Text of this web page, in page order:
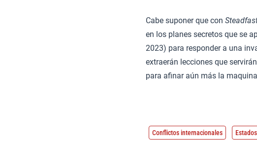
Cabe suponer que con
en los planes secretos que se
2023) para responder a una
extraerán lecciones que
para afinar aún más la
Conflictos internacionales